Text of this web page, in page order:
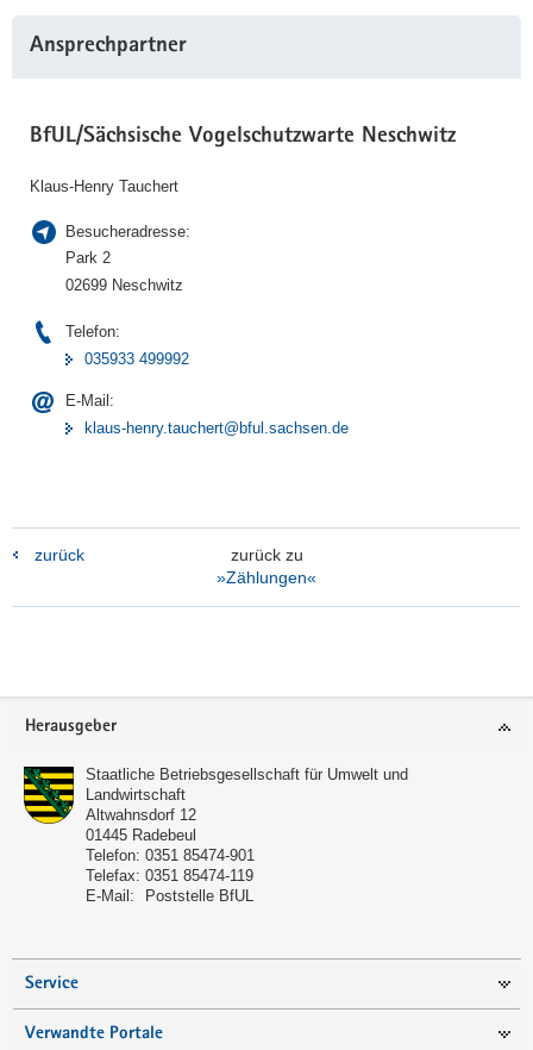
Ansprechpartner
BfUL/Sächsische Vogelschutzwarte Neschwitz
Klaus-Henry Tauchert
Besucheradresse:
Park 2
02699 Neschwitz
Telefon:
035933 499992
E-Mail:
klaus-henry.tauchert@bful.sachsen.de
zurück
zurück zu
»Zählungen«
Footer-
Herausgeber
Staatliche Betriebsgesellschaft für Umwelt und
Landwirtschaft
Altwahnsdorf 12
01445 Radebeul
Telefon: 0351 85474-901
Telefax: 0351 85474-119
E-Mail:
Poststelle BfUL
Service
Verwandte Portale